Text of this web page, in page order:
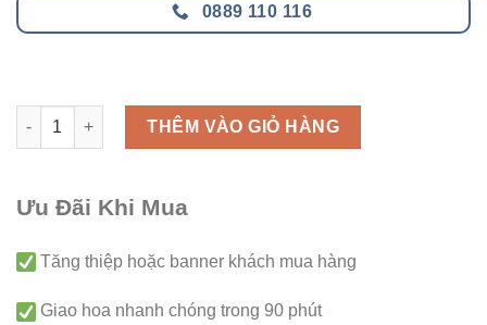
0889 110 116
Bó hoa - B127 số lượng
THÊM VÀO GIỎ HÀNG
Ưu Đãi Khi Mua
Tăng thiệp hoặc banner khách mua hàng
Giao hoa nhanh chóng trong 90 phút